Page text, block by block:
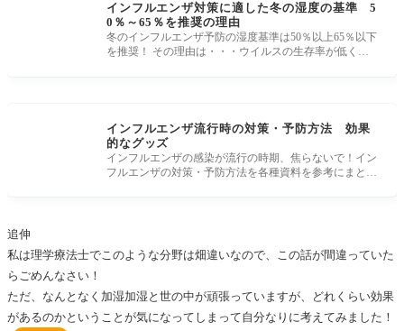
インフルエンザ対策に適した冬の湿度の基準 5
0％～65％を推奨の理由
冬のインフルエンザ予防の湿度基準は50％以上65％以下
を推奨！ その理由は・・・ウイルスの生存率が低く、
インフルエンザ流行時の対策・予防方法 効果
的なグッズ
インフルエンザの感染が流行の時期、焦らないで！イン
フルエンザの対策・予防方法を各種資料を参考にまと
追伸
私は理学療法士でこのような分野は畑違いなので、この話が間違っていた
らごめんなさい！
ただ、なんとなく加湿加湿と世の中が頑張っていますが、どれくらい効果
があるのかということが気になってしまって自分なりに考えてみました！